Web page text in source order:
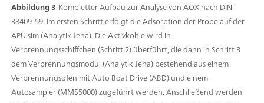
Abbildung 3 Kompletter Aufbau zur Analyse von AOX nach DIN
38409-59. Im ersten Schritt erfolgt die Adsorption der Probe auf der
APU sim (Analytik Jena). Die Aktivkohle wird in
Verbrennungsschiffchen (Schritt 2) überführt, die dann in Schritt 3
dem Verbrennungsmodul (Analytik Jena) bestehend aus einem
Verbrennungsofen mit Auto Boat Drive (ABD) und einem
Autosampler (MMS5000) zugeführt werden. Anschließend werden